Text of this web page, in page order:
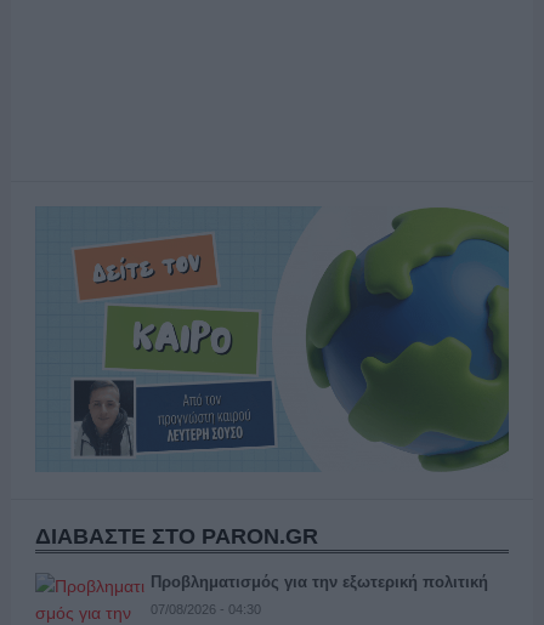
ΔΙΑΒΑΣΤΕ ΣΤΟ PARON.GR
Προβληματισμός για την εξωτερική πολιτική
07/08/2026 - 04:30